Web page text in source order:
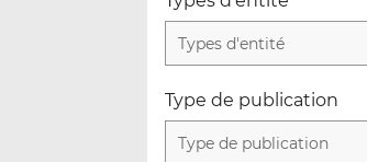
Types d'entité
Type de publication
Type de publication